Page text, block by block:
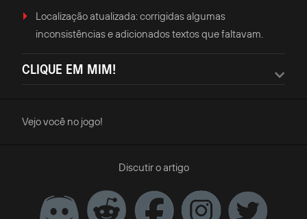
Localização atualizada: corrigidas algumas
inconsistências e adicionados textos que faltavam.
CLIQUE EM MIM!
Vejo você no jogo!
Discutir o artigo